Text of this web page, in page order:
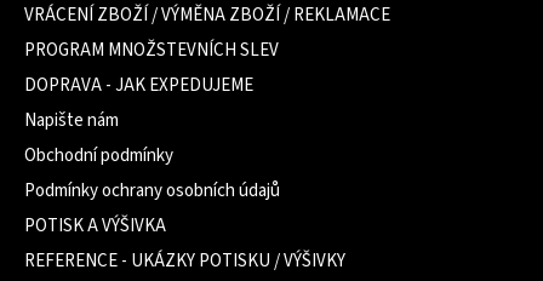
VRÁCENÍ ZBOŽÍ / VÝMĚNA ZBOŽÍ / REKLAMACE
PROGRAM MNOŽSTEVNÍCH SLEV
DOPRAVA - JAK EXPEDUJEME
Napište nám
Obchodní podmínky
Podmínky ochrany osobních údajů
POTISK A VÝŠIVKA
REFERENCE - UKÁZKY POTISKU / VÝŠIVKY